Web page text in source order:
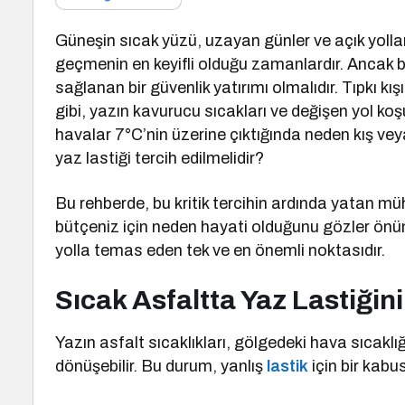
Güneşin sıcak yüzü, uzayan günler ve açık
geçmenin en keyifli olduğu zamanlardır. Ancak
sağlanan bir güvenlik yatırımı olmalıdır. Tıpkı
gibi, yazın kavurucu sıcakları ve değişen yol
havalar 7°C’nin üzerine çıktığında neden kış
yaz lastiği tercih edilmelidir?
Bu rehberde, bu kritik tercihin ardında yatan
bütçeniz için neden hayati olduğunu gözler
yolla temas eden tek ve en önemli noktasıdır.
Sıcak Asfaltta Yaz
Yazın asfalt sıcaklıkları, gölgedeki hava
dönüşebilir. Bu durum, yanlış lastik için bir